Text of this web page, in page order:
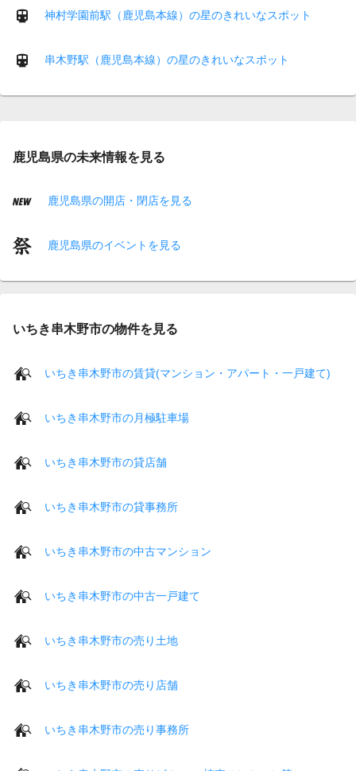
神村学園前駅（鹿児島本線）の星のきれいなスポット
串木野駅（鹿児島本線）の星のきれいなスポット
鹿児島県の未来情報を見る
鹿児島県の開店・閉店を見る
鹿児島県のイベントを見る
いちき串木野市の物件を見る
いちき串木野市の賃貸(マンション・アパート・一戸建て)
いちき串木野市の月極駐車場
いちき串木野市の貸店舗
いちき串木野市の貸事務所
いちき串木野市の中古マンション
いちき串木野市の中古一戸建て
いちき串木野市の売り土地
いちき串木野市の売り店舗
いちき串木野市の売り事務所